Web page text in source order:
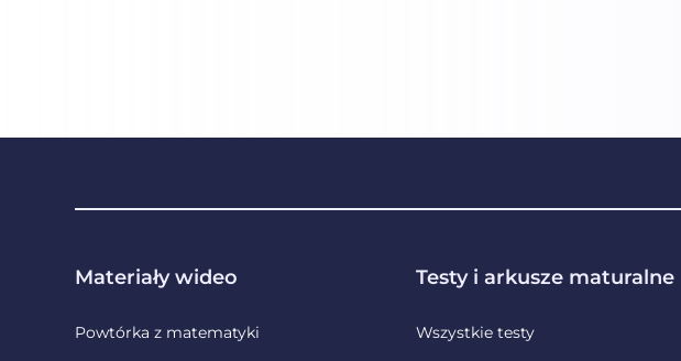
Materiały wideo
Powtórka z matematyki
Testy i arkusze maturalne
Wszystkie testy